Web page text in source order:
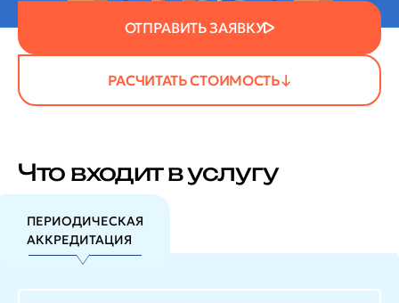
РАСЧИТАТЬ СТОИМОСТЬ
ОТПРАВИТЬ ЗАЯВКУ
Что входит в услугу
ПЕРИОДИЧЕСКАЯ
АККРЕДИТАЦИЯ